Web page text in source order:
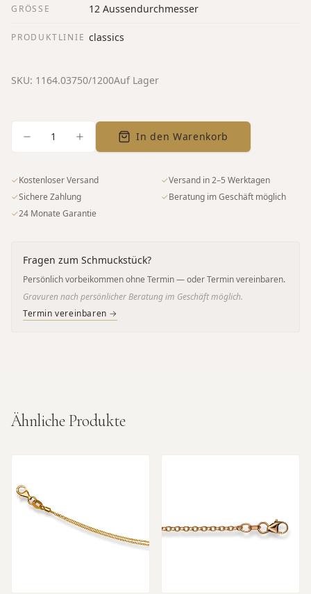
GRÖSSE 12 Aussendurchmesser
PRODUKTLINIE classics
SKU: 1164.03750/1200Auf Lager
1 In den Warenkorb
✓Kostenloser Versand ✓Versand in 2–5 Werktagen
✓Sichere Zahlung ✓Beratung im Geschäft möglich
✓24 Monate Garantie
Fragen zum Schmuckstück?
Persönlich vorbeikommen ohne Termin — oder Termin vereinbaren.
Gravuren nach persönlicher Beratung im Geschäft möglich.
Termin vereinbaren →
Ähnliche Produkte